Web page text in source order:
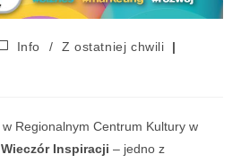
Info /
Z ostatniej chwili
w Regionalnym Centrum Kultury w
Wieczór Inspiracji – jedno z